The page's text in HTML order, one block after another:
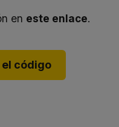
en este enlace.
código